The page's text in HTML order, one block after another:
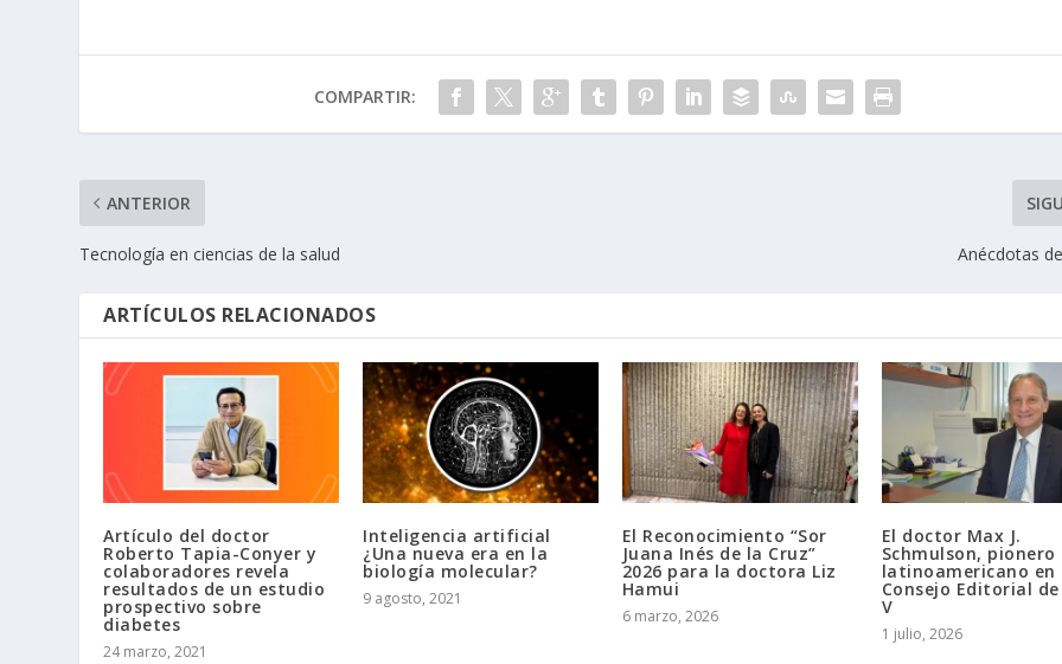
COMPARTIR:
ANTERIOR
Tecnología en ciencias de la salud Anécdotas
ARTÍCULOS RELACIONADOS
Artículo del doctor
Roberto Tapia-Conyer y
colaboradores revela
resultados de un estudio
prospectivo sobre
diabetes
24 marzo, 2021
Inteligencia artificial
¿Una nueva era en la
biología molecular?
9 agosto, 2021
El Reconocimiento “Sor
Juana Inés de la Cruz”
2026 para la doctora Liz
Hamui
6 marzo, 2026
El doctor Max J.
Schmulson, pionero
latinoamericano en
Consejo Editorial de
V
1 julio, 2026